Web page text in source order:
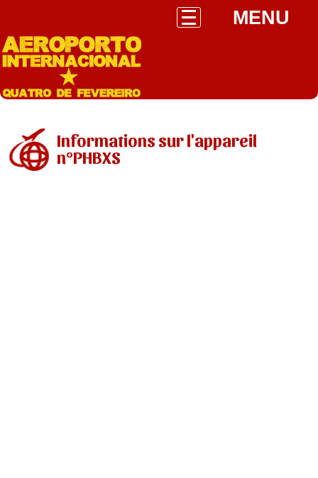
MENU
Informations sur l'appareil
n°PHBXS